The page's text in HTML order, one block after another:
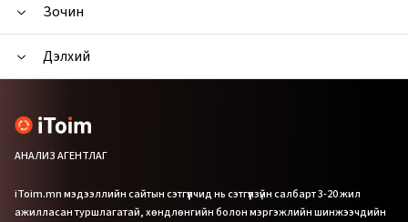
Зочин
Дэлхий
АНАЛИЗ АГЕНТЛАГ
iToim.mn мэдээллийн сайтын сэтгүүлчид нь сэтгүүлзүйн салбарт 3-20 жил
ажилласан туршлагатай, хөндлөнгийн болон мэргэжлийн шинжээчдийн